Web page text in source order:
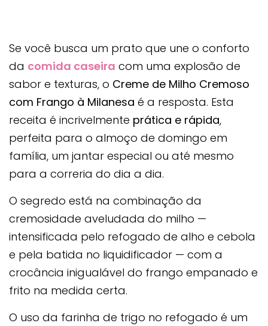
Se você busca um prato que une o conforto
da comida caseira com uma explosão de
sabor e texturas, o Creme de Milho Cremoso
com Frango à Milanesa é a resposta. Esta
receita é incrivelmente prática e rápida,
perfeita para o almoço de domingo em
família, um jantar especial ou até mesmo
para a correria do dia a dia.
O segredo está na combinação da
cremosidade aveludada do milho —
intensificada pelo refogado de alho e cebola
e pela batida no liquidificador — com a
crocância inigualável do frango empanado e
frito na medida certa.
O uso da farinha de trigo no refogado é um